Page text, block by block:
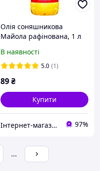
Олія соняшникова
Майола рафінована, 1 л
В наявності
5.0 (1)
89₴
Купити
Інтернет-магазин підгузників та побутової хімії VIKI Home 97%
...